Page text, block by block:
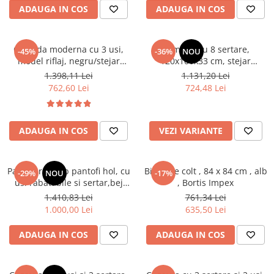
Scaune living/dining
Seturi masa +scaune dining
Tabureti
Suporturi si tavi
Chiuvete bucatarie
Mobilier/seturi de bucatarie
Scaune bucatarie
Scaune din lemn
Comode
ADAUGA IN COS ADAUGA IN COS
-45%
Comoda moderna cu 3 usi,
model riflaj, negru/stejar
artisan, 120x88x44 cm, Bortis
impex
1.398,11 Lei
762,60 Lei
ADAUGA IN COS
-36% NOU
Comoda cu 8 sertare,
120x100x33 cm, stejar
sonoma/alb, pentru hol,
living, dormitor, birou, Bortis
Impex
1.131,20 Lei
724,48 Lei
VEZI VARIANTE
-29% NOU
Pantofar/dulap pantofi hol, cu
usi rabatabile si sertar,bej
crem casmir, pal+mdf casmir ,
98x 55x34 cm, usa mdf cu
model riflaj, picioare negre,
butoni auriu, Bortis
1.410,83 Lei
1.000,00 Lei
ADAUGA IN COS
-17%
Birou pe colt , 84 x 84 cm , alb
, Bortis Impex
761,34 Lei
635,50 Lei
ADAUGA IN COS